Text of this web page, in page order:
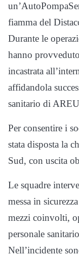
fiamma del
Durante le
hanno
incastrata
affidandola
sanitario di
Per consentire i
stata disposta la
Sud, con uscita
Le squadre
messa in
mezzi coinvolti,
personale
Nell’incidente